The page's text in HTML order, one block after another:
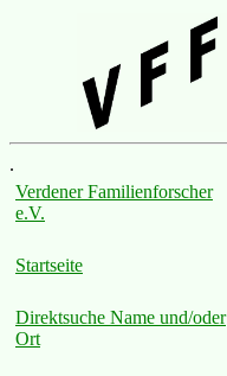
.
Verdener Familienforscher
e.V.
Startseite
Direktsuche Name und/oder
Ort